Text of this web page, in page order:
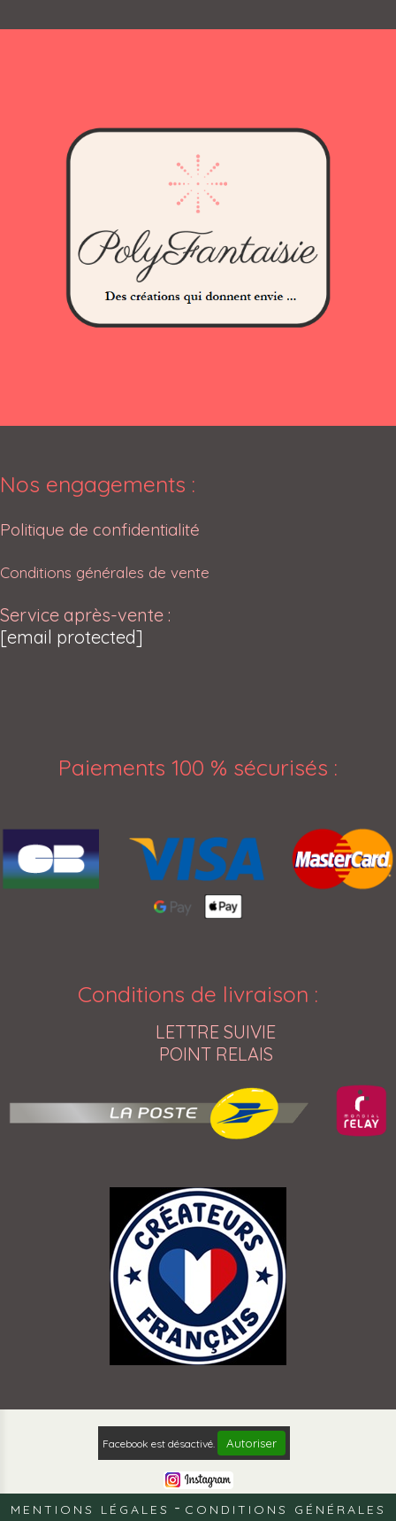
Nos engagements :
Politique de confidentialité
Conditions générales de vente
Service après-vente :
[email protected]
Paiements 100 % sécurisés :
Conditions de livraison :
LETTRE SUIVIE
POINT RELAIS
Facebook est désactivé. Autoriser
MENTIONS LÉGALES CONDITIONS GÉNÉRALES